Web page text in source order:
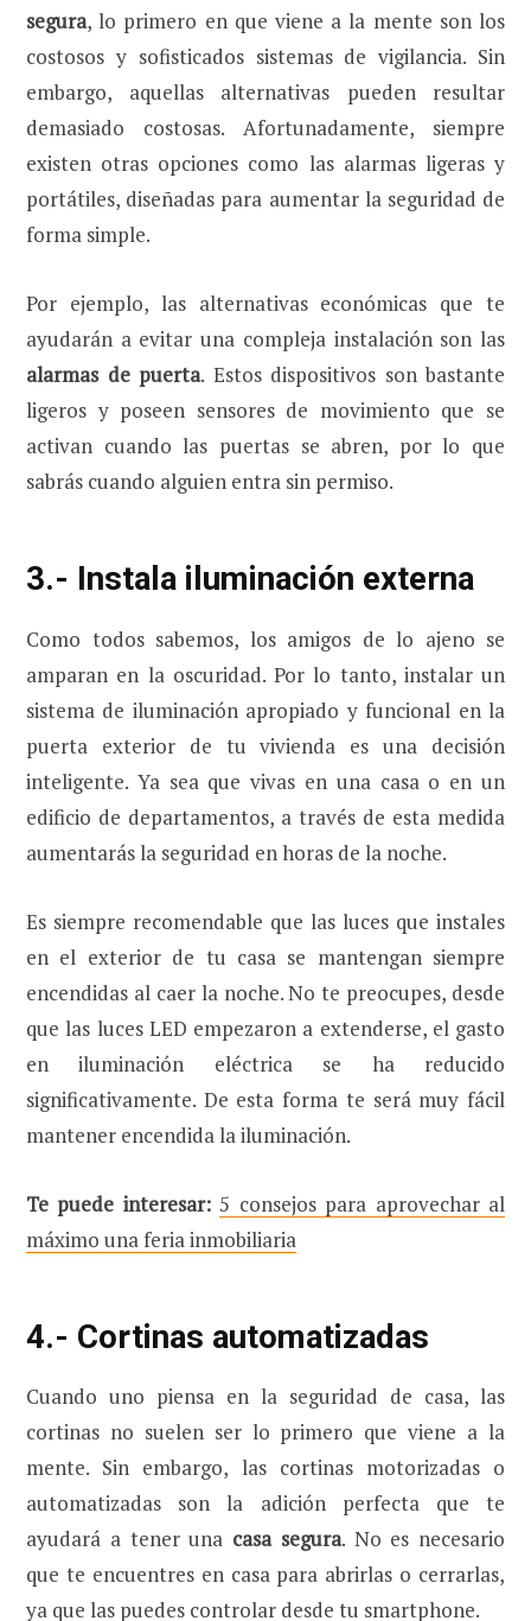
segura, lo primero en que viene a la mente son los
costosos y sofisticados sistemas de vigilancia. Sin
embargo, aquellas alternativas pueden resultar
demasiado costosas. Afortunadamente, siempre
existen otras opciones como las alarmas ligeras y
portátiles, diseñadas para aumentar la seguridad de
forma simple.
Por ejemplo, las alternativas económicas que te
ayudarán a evitar una compleja instalación son las
alarmas de puerta. Estos dispositivos son bastante
ligeros y poseen sensores de movimiento que se
activan cuando las puertas se abren, por lo que
sabrás cuando alguien entra sin permiso.
3.- Instala iluminación externa
Como todos sabemos, los amigos de lo ajeno se
amparan en la oscuridad. Por lo tanto, instalar un
sistema de iluminación apropiado y funcional en la
puerta exterior de tu vivienda es una decisión
inteligente. Ya sea que vivas en una casa o en un
edificio de departamentos, a través de esta medida
aumentarás la seguridad en horas de la noche.
Es siempre recomendable que las luces que instales
en el exterior de tu casa se mantengan siempre
encendidas al caer la noche. No te preocupes, desde
que las luces LED empezaron a extenderse, el gasto
en iluminación eléctrica se ha reducido
significativamente. De esta forma te será muy fácil
mantener encendida la iluminación.
Te puede interesar: 5 consejos para aprovechar al
máximo una feria inmobiliaria
4.- Cortinas automatizadas
Cuando uno piensa en la seguridad de casa, las
cortinas no suelen ser lo primero que viene a la
mente. Sin embargo, las cortinas motorizadas o
automatizadas son la adición perfecta que te
ayudará a tener una casa segura. No es necesario
que te encuentres en casa para abrirlas o cerrarlas,
ya que las puedes controlar desde tu smartphone.